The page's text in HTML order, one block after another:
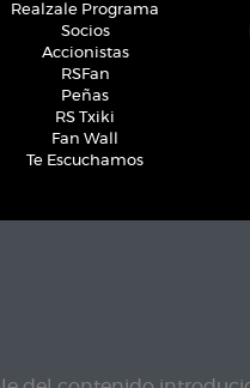
Realzale Programa
Socios
Accionistas
RSFan
Peñas
RS Txiki
Fan Wall
Te Escuchamos